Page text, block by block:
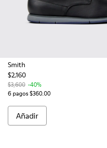
Smith
$2,160
$3,600 -40%
6 pagos $360.00
Añadir